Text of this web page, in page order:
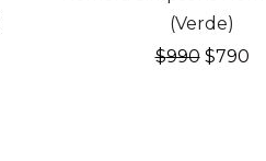
(Verde)
$990 El
$790El